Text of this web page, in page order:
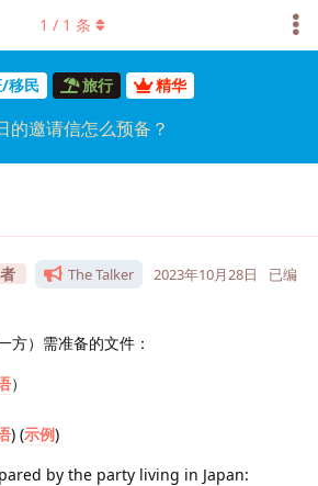
移民 旅行 精华
的邀请信怎么预备？
1 / 1 条
The Talker 2023年10月28日
已编
方）需准备的文件：
）
) (示例)
by the party living in Japan: